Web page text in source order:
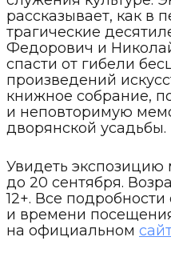
рассказывает, как в
трагические
Федорович и
спасти от гибели
произведений
книжное собрание,
и неповторимую
дворянской усадьбы.
Увидеть экспозицию
до 20 сентября.
12+. Все
и времени
на официальном